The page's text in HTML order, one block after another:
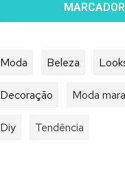
Moda Beleza
Decoração Moda
Diy Tendência